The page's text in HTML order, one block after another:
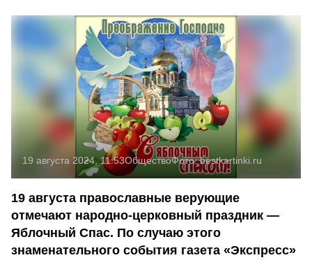
19 августа 2024, 11:53ОбществоФото:bestkartinki.ru
19 августа православные верующие
отмечают народно-церковный праздник —
Яблочный Спас. По случаю этого
знаменательного события газета «Экспресс»